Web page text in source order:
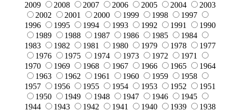
2009
2008 2007 2006 2005 2004
2003
2002
2001 2000 1999 1998
1997
1996
1995 1994 1993 1992 1991
1990
1989
1988 1987 1986 1985
1984
1983
1982 1981 1980 1979 1978
1977
1976
1975 1974 1973 1972
1971
1970
1969 1968 1967 1966 1965
1964
1963
1962 1961 1960 1959
1958
1957
1956 1955 1954 1953 1952
1951
1950
1949 1948 1947 1946
1945
1944
1943 1942 1941 1940 1939
1938